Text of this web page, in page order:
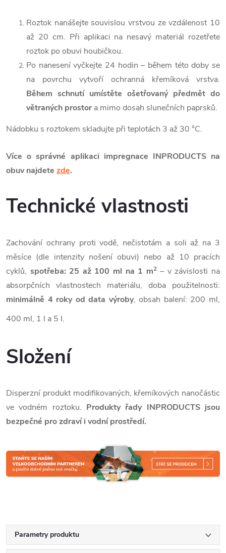
Roztok nanášejte souvislou vrstvou ze vzdálenost 10
až 20 cm. Při aplikaci na nesavý materiál rozetřete
roztok po obuvi houbičkou.
Po nanesení vyčkejte 24 hodin – během této doby se
na povrchu vytvoří ochranná křemíková vrstva.
Během schnutí umístěte ošetřovaný předmět do
větraných prostor a mimo dosah slunečních paprsků.
Nádobku s roztokem skladujte při teplotách 3 až 30 °C.
Více o správné aplikaci impregnace INPRODUCTS na
obuv najdete zde.
Technické vlastnosti
Zachování ochrany proti vodě, nečistotám a soli až na 3
měsíce (dle intenzity nošení obuvi) nebo až 10 pracích
cyklů, spotřeba: 25 až 100 ml na 1 m2– v závislosti na
absorpčních vlastnostech materiálu, doba použitelnosti:
minimálně 4 roky od data výroby, obsah balení: 200 ml,
400 ml, 1 l a 5 l.
Složení
Disperzní produkt modifikovaných, křemíkových nanočástic
ve vodném roztoku. Produkty řady INPRODUCTS jsou
bezpečné pro zdraví i vodní prostředí.
Parametry produktu